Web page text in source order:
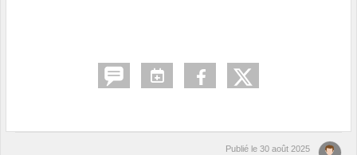
Publié le 30 août 2025